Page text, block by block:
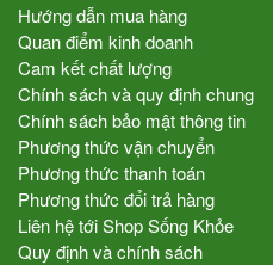
Hướng dẫn mua hàng
Quan điểm kinh doanh
Cam kết chất lượng
Chính sách và quy định chung
Chính sách bảo mật thông tin
Phương thức vận chuyển
Phương thức thanh toán
Phương thức đổi trả hàng
Liên hệ tới Shop Sống Khỏe
Quy định và chính sách